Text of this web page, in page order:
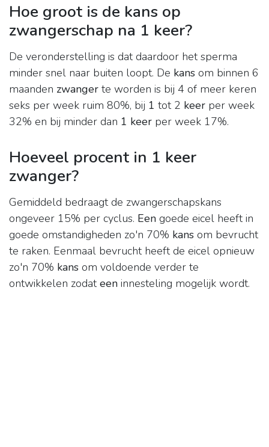
Hoe groot is de kans op
zwangerschap na 1 keer?
De veronderstelling is dat daardoor het sperma
minder snel naar buiten loopt. De kans om binnen 6
maanden zwanger te worden is bij 4 of meer keren
seks per week ruim 80%, bij 1 tot 2 keer per week
32% en bij minder dan 1 keer per week 17%.
Hoeveel procent in 1 keer
zwanger?
Gemiddeld bedraagt de zwangerschapskans
ongeveer 15% per cyclus. Een goede eicel heeft in
goede omstandigheden zo'n 70% kans om bevrucht
te raken. Eenmaal bevrucht heeft de eicel opnieuw
zo'n 70% kans om voldoende verder te
ontwikkelen zodateen innesteling mogelijk wordt.